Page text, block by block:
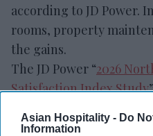
Asian Hospitality - Do
Information
according to JD Power.
rooms, property
the gains.
The JD Power “2026
Satisfaction Index Study
across every
over-year increase in